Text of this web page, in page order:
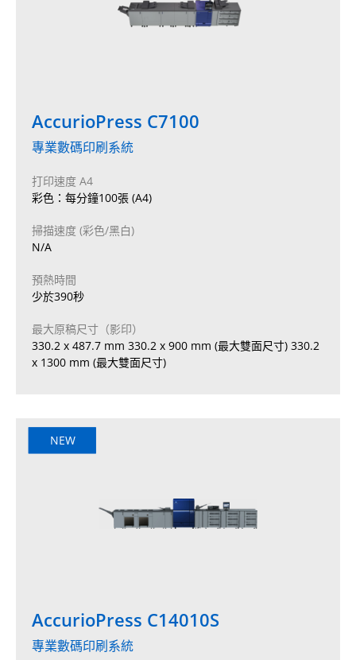
AccurioPress C7100
專業數碼印刷系統
打印速度 A4
彩色：每分鐘100張 (A4)
掃描速度 (彩色/黑白)
N/A
預熱時間
少於390秒
最大原稿尺寸（影印）
330.2 x 487.7 mm 330.2 x 900 mm (最大雙面尺寸) 330.2
x 1300 mm (最大雙面尺寸)
NEW
AccurioPress C14010S
專業數碼印刷系統